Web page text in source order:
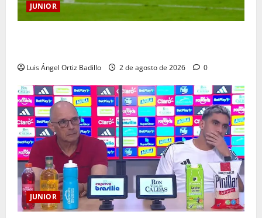
JUNIOR
Luis Ángel Ortiz Badillo 2 de agosto de 2026 0
JUNIOR